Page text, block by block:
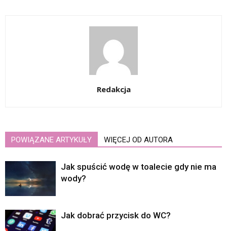
Redakcja
POWIĄZANE ARTYKUŁY WIĘCEJ OD AUTORA
Jak spuścić wodę w toalecie gdy nie ma
wody?
Jak dobrać przycisk do WC?